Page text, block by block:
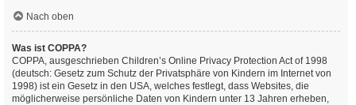
Nach oben
Was ist COPPA?
COPPA, ausgeschrieben Children’s Online Privacy Protection Act of 1998
(deutsch: Gesetz zum Schutz der Privatsphäre von Kindern im Internet von
1998) ist ein Gesetz in den USA, welches festlegt, dass Websites, die
möglicherweise persönliche Daten von Kindern unter 13 Jahren erheben,